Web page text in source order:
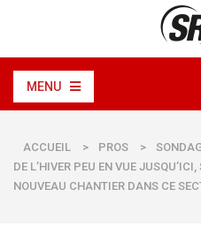
MENU
ACCUEIL > PROS >
DE L’HIVER PEU EN VUE
NOUVEAU CHANTIER DANS CE